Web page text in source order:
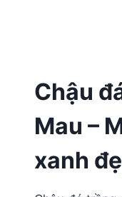
Chậu
Mau –
xanh